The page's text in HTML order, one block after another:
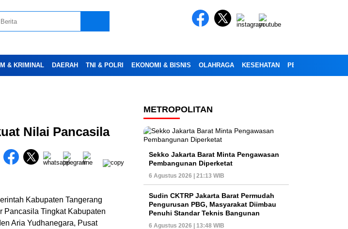
& KRIMINAL DAERAH TNI & POLRI EKONOMI & BISNIS OLAHRAGA KESEHATAN PENDIDIKAN
Nilai Pancasila
Kabupaten Tangerang
Pancasila Tingkat Kabupaten
Aria Yudhanegara, Pusat
METROPOLITAN
Sekko Jakarta Barat Minta Pengawasan
Pembangunan Diperketat
6 Agustus 2026 | 21:13 WIB
Sudin CKTRP Jakarta Barat Permudah
Pengurusan PBG, Masyarakat Diimbau
Penuhi Standar Teknis Bangunan
6 Agustus 2026 | 13:48 WIB